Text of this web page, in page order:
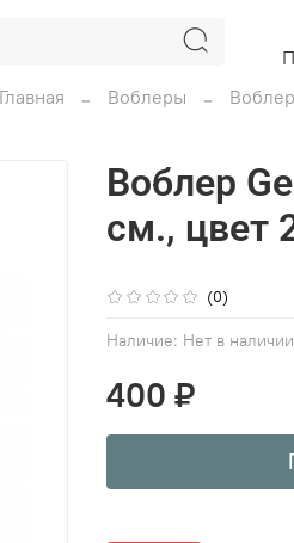
Главная
Воблеры
(0)
Наличие: Нет в наличии
Воблер
см., цвет
400 ₽